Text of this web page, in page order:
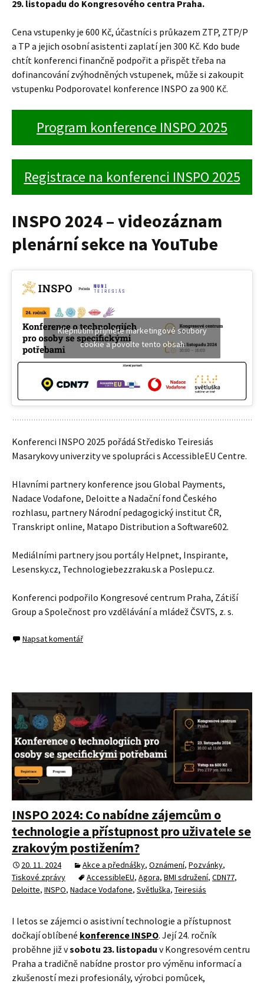
29. listopadu do Kongresového centra Praha.
Cena vstupenky je 600 Kč, účastníci s průkazem ZTP, ZTP/P
a TP a jejich osobní asistenti zaplatí jen 300 Kč. Kdo bude
chtít konferenci finančně podpořit a přispět třeba na
dofinancování zvýhodněných vstupenek, může si zakoupit
vstupenku Podporovatel konference INSPO za 900 Kč.
Program konference INSPO 2025
Registrace na konferenci INSPO 2025
INSPO 2024 – videozáznam
plenární sekce na YouTube
Klepnutím přijměte marketingové soubory
cookie a povolte tento obsah
Konferenci INSPO 2025 pořádá Středisko Teiresiás
Masarykovy univerzity ve spolupráci s AccessibleEU Centre.
Hlavními partnery konference jsou Global Payments,
Nadace Vodafone, Deloitte a Nadační fond Českého
rozhlasu, partnery Národní pedagogický institut ČR,
Transkript online, Matapo Distribution a Software602.
Mediálními partnery jsou portály Helpnet, Inspirante,
Lesensky.cz, Technologiebezzraku.sk a Poslepu.cz.
Konferenci podpořilo Kongresové centrum Praha, Zátiší
Group a Společnost pro vzdělávání a mládež ČSVTS, z. s.
Napsat komentář
INSPO 2024: Co nabídne zájemcům o
technologie a přístupnost pro uživatele se
zrakovým postižením?
20. 11. 2024 Akce a přednášky, Oznámení, Pozvánky,
Tiskové zprávy
AccessibleEU, Agora, BMI sdružení, CDN77,
Deloitte, INSPO, Nadace Vodafone, Světluška, Teiresiás
I letos se zájemci o asistivní technologie a přístupnost
dočkají oblíbené konference INSPO. Její 24. ročník
proběhne již vsobotu 23. listopadu v Kongresovém centru
Praha a tradičně nabídne prostor pro výměnu informací a
zkušeností mezi profesionály, výrobci pomůcek,